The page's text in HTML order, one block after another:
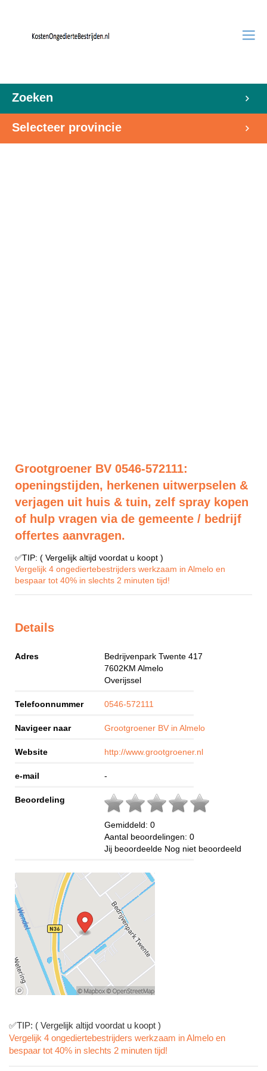
Zoeken
Selecteer provincie
Grootgroener BV 0546-572111:
openingstijden, herkenen uitwerpselen &
verjagen uit huis & tuin, zelf spray kopen
of hulp vragen via de gemeente / bedrijf
offertes aanvragen.
✅TIP: ( Vergelijk altijd voordat u koopt )
Vergelijk 4 ongediertebestrijders werkzaam in Almelo en
bespaar tot 40% in slechts 2 minuten tijd!
Details
Adres
Bedrijvenpark Twente 417
7602KM Almelo
Overijssel
Telefoonnummer 0546-572111
Navigeer naar Grootgroener BV in Almelo
Website http://www.grootgroener.nl
e-mail -
Beoordeling
Gemiddeld: 0
Aantal beoordelingen: 0
Jij beoordeelde Nog niet beoordeeld
✅TIP: ( Vergelijk altijd voordat u koopt )
Vergelijk 4 ongediertebestrijders werkzaam in Almelo en
bespaar tot 40% in slechts 2 minuten tijd!